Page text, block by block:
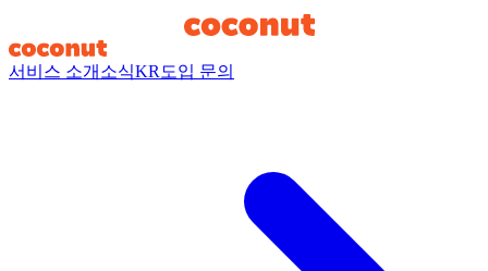
서비스 소개 소식KR 도입 문의